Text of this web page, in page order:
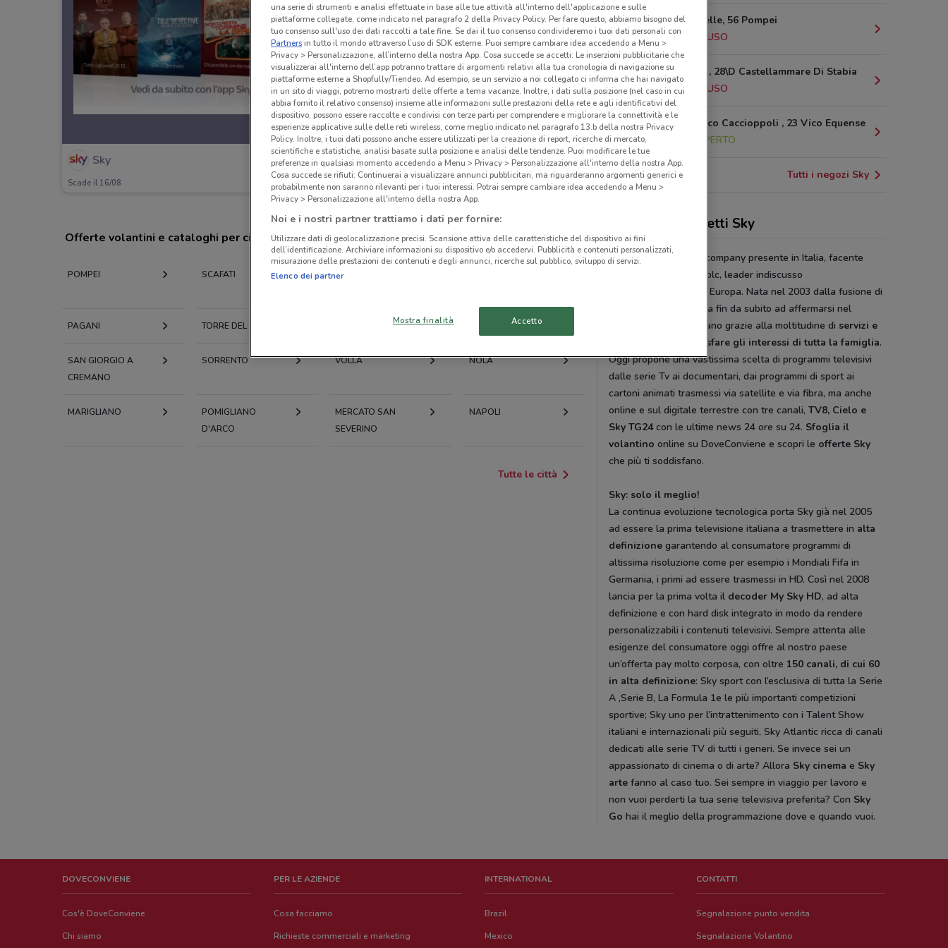
Sky
Scade il 16/08 862 m
Offerte volantini e cataloghi per città nelle vicinanze
POMPEI SCAFATI TORRE ANNUNZIATA
PAGANI TORRE DEL GRECO NOCERA INFERIORE
SAN GIORGIO A
CREMANO
SORRENTO VOLLA NOLA
MARIGLIANO
POMIGLIANO
D'ARCO
MERCATO SAN
SEVERINO
NAPOLI
Tutte le città
Via Fontanelle, 56 Pompei
2.1 km
CHIUSO
Via Pozzillo, 28\D Castellammare Di Stabia
3.2 km
CHIUSO
Via Domenico Caccioppoli , 23 Vico Equense
APERTO
Tutti i negozi Sky
Offerte e pacchetti Sky
Skyè la prima media company presente in Italia, facente
parte del gruppo Sky plc, leader indiscusso
dell’intrattenimento in Europa. Nata nel 2003 dalla fusione di
Stream e Telepiù, inizia fin da subito ad affermarsi nel
settore televisivo italiano grazie alla moltitudine di servizi e
canali adatti a soddisfare gli interessi di tutta la famiglia.
Oggi propone una vastissima scelta di programmi televisivi
dalle serie Tv ai documentari, dai programmi di sport ai
cartoni animati trasmessi via satellite e via fibra, ma anche
online e sul digitale terrestre con tre canali,TV8, Cielo e
Sky TG24con le ultime news 24 ore su 24. Sfoglia il
volantino online su DoveConviene e scopri le offerte Sky
che più ti soddisfano.
Sky: solo il meglio!
La continua evoluzione tecnologica porta Sky già nel 2005
ad essere la prima televisione italiana a trasmettere in alta
definizione garantendo al consumatore programmi di
altissima risoluzione come per esempio i Mondiali Fifa in
Germania, i primi ad essere trasmessi in HD. Così nel 2008
lancia per la prima volta il decoder My Sky HD, ad alta
definizione e con hard disk integrato in modo da rendere
personalizzabili i contenuti televisivi. Sempre attenta alle
esigenze del consumatore oggi offre al nostro paese
un’offerta pay molto corposa, con oltre 150 canali, di cui 60
in alta definizione: Sky sport con l’esclusiva di tutta la Serie
A ,Serie B, La Formula 1e le più importanti competizioni
sportive; Sky uno per l’intrattenimento con i Talent Show
italiani e internazionali più seguiti, Sky Atlantic ricca di canali
dedicati alle serie TV di tutti i generi. Se invece sei un
appassionato di cinema o di arte? Allora Sky cinema e Sky
arte fanno al caso tuo. Sei sempre in viaggio per lavoro e
non vuoi perderti la tua serie televisiva preferita? Con Sky
Go hai il meglio della programmazione dove e quando vuoi.
DOVECONVIENE
Cos'è DoveConviene
Chi siamo
PER LE AZIENDE
Cosa facciamo
Richieste commerciali e marketing
INTERNATIONAL
Brazil
Mexico
CONTATTI
Segnalazione punto vendita
Segnalazione Volantino
una serie di strumenti e analisi effettuate in base alle tue attività all'interno dell'applicazione e sulle
piattaforme collegate, come indicato nel paragrafo 2 della Privacy Policy. Per fare questo, abbiamo bisogno del
tuo consenso sull'uso dei dati raccolti a tale fine. Se dai il tuo consenso condivideremo i tuoi dati personali con
Partnersin tutto il mondo attraverso l’uso di SDK esterne. Puoi sempre cambiare idea accedendo a Menu >
Privacy > Personalizzazione, all’interno della nostra App. Cosa succede se accetti: Le inserzioni pubblicitarie che
visualizzerai all'interno dell’app potranno trattare di argomenti relativi alla tua cronologia di navigazione su
piattaforme esterne a Shopfully/Tiendeo. Ad esempio, se un servizio a noi collegato ci informa che hai navigato
in un sito di viaggi, potremo mostrarti delle offerte a tema vacanze. Inoltre, i dati sulla posizione (nel caso in cui
abbia fornito il relativo consenso) insieme alle informazioni sulle prestazioni della rete e agli identificativi del
dispositivo, possono essere raccolte e condivisi con terze parti per comprendere e migliorare la connettività e le
esperienze applicative sulle delle reti wireless, come meglio indicato nel paragrafo 13.b della nostra Privacy
Policy. Inoltre, i tuoi dati possono anche essere utilizzati per la creazione di report, ricerche di mercato,
scientifiche e statistiche, analisi basate sulla posizione e analisi delle tendenze. Puoi modificare le tue
preferenze in qualsiasi momento accedendo a Menu > Privacy > Personalizzazione all'interno della nostra App.
Cosa succede se rifiuti: Continuerai a visualizzare annunci pubblicitari, ma riguarderanno argomenti generici e
probabilmente non saranno rilevanti per i tuoi interessi. Potrai sempre cambiare idea accedendo a Menu >
Privacy > Personalizzazione all'interno della nostra App.
Noi e i nostri partner trattiamo i dati per fornire:
Utilizzare dati di geolocalizzazione precisi. Scansione attiva delle caratteristiche del dispositivo ai fini
dell’identificazione. Archiviare informazioni su dispositivo e/o accedervi. Pubblicità e contenuti personalizzati,
misurazione delle prestazioni dei contenuti e degli annunci, ricerche sul pubblico, sviluppo di servizi.
Elenco dei partner
Mostra finalità Accetto